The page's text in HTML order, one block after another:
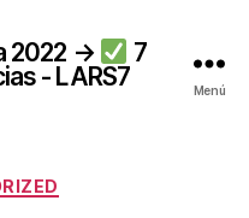
2022 →
7
- LARS7
Menú